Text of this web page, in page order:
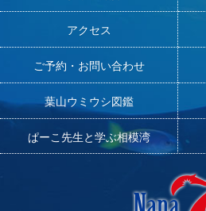
アクセス
ご予約・お問い合わせ
葉山ウミウシ図鑑
ぱーこ先生と学ぶ相模湾